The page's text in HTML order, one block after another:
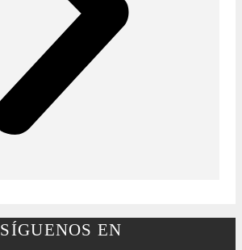
SÍGUENOS EN